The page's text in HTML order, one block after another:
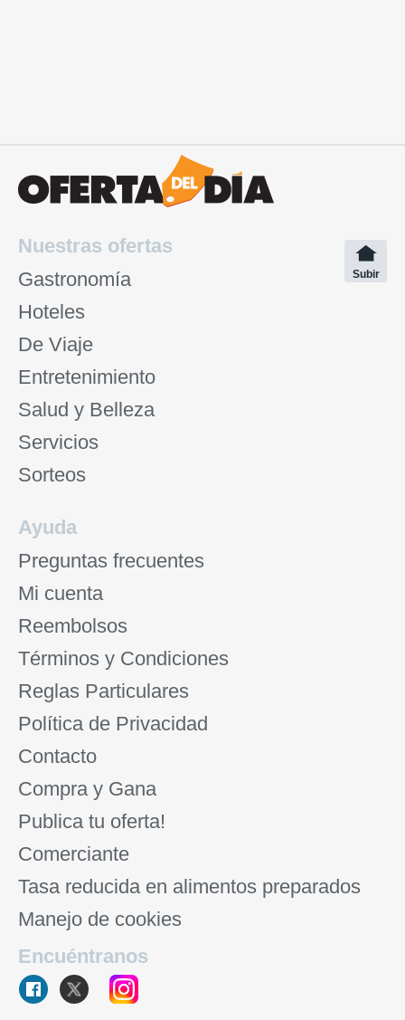
Nuestras ofertas
Gastronomía
Hoteles
De Viaje
Entretenimiento
Salud y Belleza
Servicios
Sorteos
Subir
Ayuda
Preguntas frecuentes
Mi cuenta
Reembolsos
Términos y Condiciones
Reglas Particulares
Política de Privacidad
Contacto
Compra y Gana
Publica tu oferta!
Comerciante
Tasa reducida en alimentos preparados
Manejo de cookies
Encuéntranos